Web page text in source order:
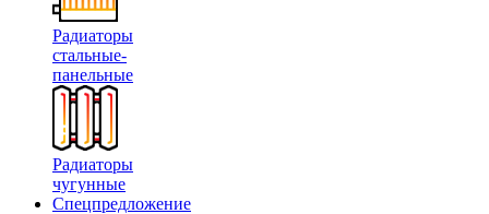
Радиаторы
стальные-
панельные
Радиаторы
чугунные
Спецпредложение